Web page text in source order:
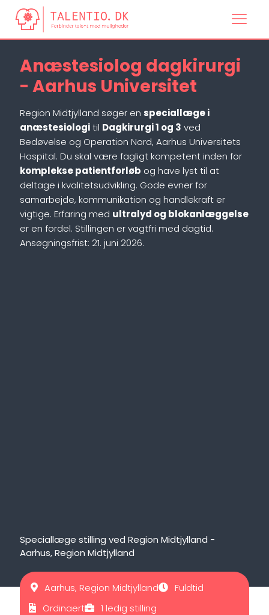
Anæstesiolog dagkirurgi
- Aarhus Universitet
Region Midtjylland søger en speciallæge i
anæstesiologitil Dagkirurgi 1 og 3 ved
Bedøvelse og Operation Nord, Aarhus Universitets
Hospital. Du skal være fagligt kompetent inden for
komplekse patientforløb og have lyst til at
deltage i kvalitetsudvikling. Gode evner for
samarbejde, kommunikation og handlekraft er
vigtige. Erfaring med ultralyd og blokanlæggelse
er en fordel. Stillingen er vagtfri med dagtid.
Ansøgningsfrist: 21. juni 2026.
Speciallæge stilling ved Region Midtjylland -
Aarhus, Region Midtjylland
Aarhus, Region Midtjylland
Fuldtid
Ordinaert
1 ledig stilling